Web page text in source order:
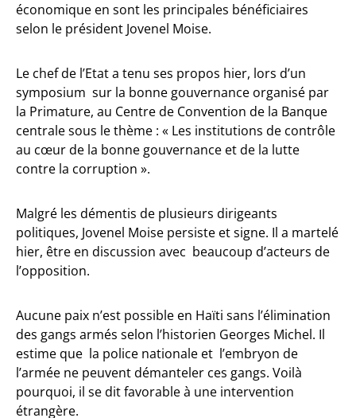
économique en sont les principales bénéficiaires
selon le président Jovenel Moise.
Le chef de l’Etat a tenu ses propos hier, lors d’un
symposium sur la bonne gouvernance organisé par
la Primature, au Centre de Convention de la Banque
centrale sous le thème : « Les institutions de contrôle
au cœur de la bonne gouvernance et de la lutte
contre la corruption ».
Malgré les démentis de plusieurs dirigeants
politiques, Jovenel Moise persiste et signe. Il a martelé
hier, être en discussion avec beaucoup d’acteurs de
l’opposition.
Aucune paix n’est possible en Haïti sans l’élimination
des gangs armés selon l’historien Georges Michel. Il
estime que la police nationale et l’embryon de
l’armée ne peuvent démanteler ces gangs. Voilà
pourquoi, il se dit favorable à une intervention
étrangère.